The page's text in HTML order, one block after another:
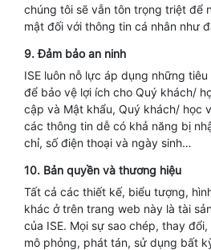
chúng tôi sẽ vẫn tôn trọng triệt để
mật đối với thông tin cá nhân như
9.Đảm bảo an ninh
ISE luôn nỗ lực áp dụng những
để bảo vệ lợi ích cho Quý khách/
cập và Mật khẩu, Quý khách/ học
các thông tin dễ có khả năng bị
chỉ, số điện thoại và ngày sinh…
10. Bản quyền và thương hiệu
Tất cả các thiết kế, biểu tượng,
khác ở trên trang web này là tài
của ISE. Mọi sự sao chép, thay
mô phỏng, phát tán, sử dụng bất